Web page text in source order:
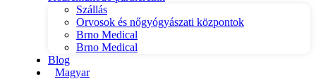
Szállás
Orvosok és nőgyógyászati központok
Brno Medical
Brno Medical
Blog
Magyar